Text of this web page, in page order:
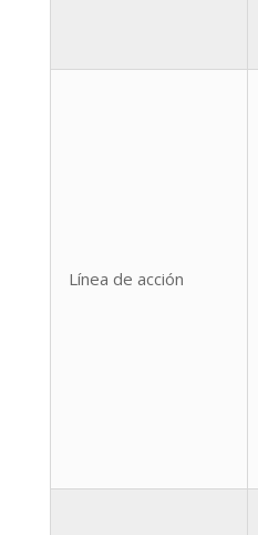
Línea de acción